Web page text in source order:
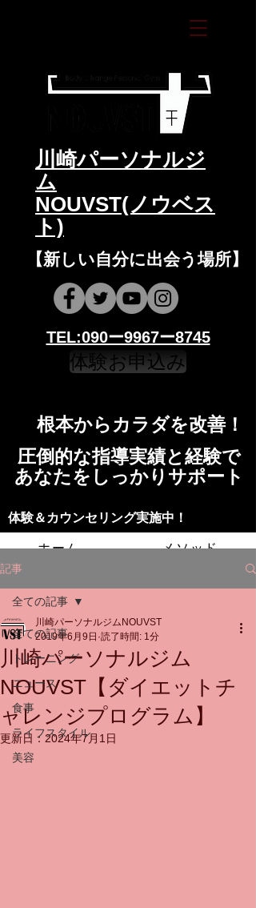
​川崎パーソナルジ
ム
NOUVST(ノウベス
ト)
​​【新しい自分に出会う場所】
​​TEL:090ー9967ー8745
体験お申込み
​根本からカラダを改善！​​
​​圧倒的な指導実績と経験で
​あなたをしっかりサポート
​​​体験＆カウンセリング実施中！
ホーム メソッド
トレーニングの流れ 施設
スタッフ よくある質問 料金
お問い合わせ
記事
全ての記事
トレーニング
ニュース
食事
ライフスタイル
美容
全ての記事
川崎パーソナルジム
NOUVST【ダイエットチ
ャレンジプログラム】
川崎パーソナルジムNOUVST
2019年6月9日 読了時間: 1分
更新日： 2024年7月1日